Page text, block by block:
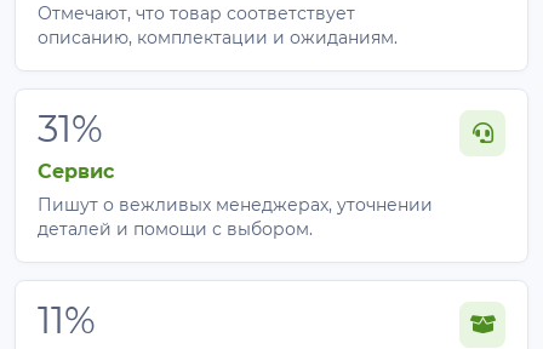
Отмечают, что товар соответствует
описанию, комплектации и ожиданиям.
31%
Сервис
Пишут о вежливых менеджерах, уточнении
деталей и помощи с выбором.
11%